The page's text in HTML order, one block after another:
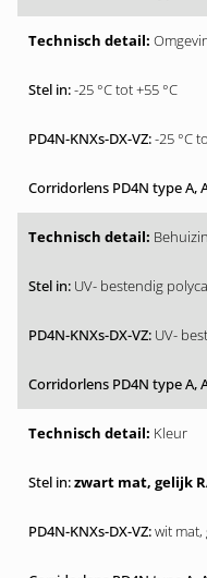
-25 °C tot +55 °C
-25 °C
UV- bestendig
UV-
Kleur
zwart mat, gelijk
wit mat,